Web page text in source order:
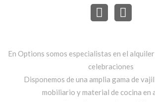
En Options somos especialistas en el
celebraciones
Disponemos de una amplia gama de
mobiliario y material de cocina en